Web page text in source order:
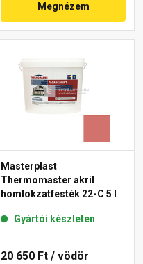
Megnézem
Masterplast
Thermomaster akril
homlokzatfesték 22-C 5 l
Gyártói készleten
20 650 Ft / vödör